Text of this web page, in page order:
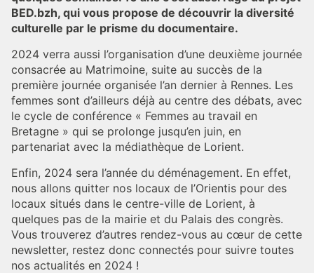
BED.bzh, qui vous propose de découvrir la diversité
culturelle par le prisme du documentaire.
2024 verra aussi l’organisation d’une deuxième journée
consacrée au Matrimoine, suite au succès de la
première journée organisée l’an dernier à Rennes. Les
femmes sont d’ailleurs déjà au centre des débats, avec
le cycle de conférence « Femmes au travail en
Bretagne » qui se prolonge jusqu’en juin, en
partenariat avec la médiathèque de Lorient.
Enfin, 2024 sera l’année du déménagement. En effet,
nous allons quitter nos locaux de l’Orientis pour des
locaux situés dans le centre-ville de Lorient, à
quelques pas de la mairie et du Palais des congrès.
Vous trouverez d’autres rendez-vous au cœur de cette
newsletter, restez donc connectés pour suivre toutes
nos actualités en 2024 !